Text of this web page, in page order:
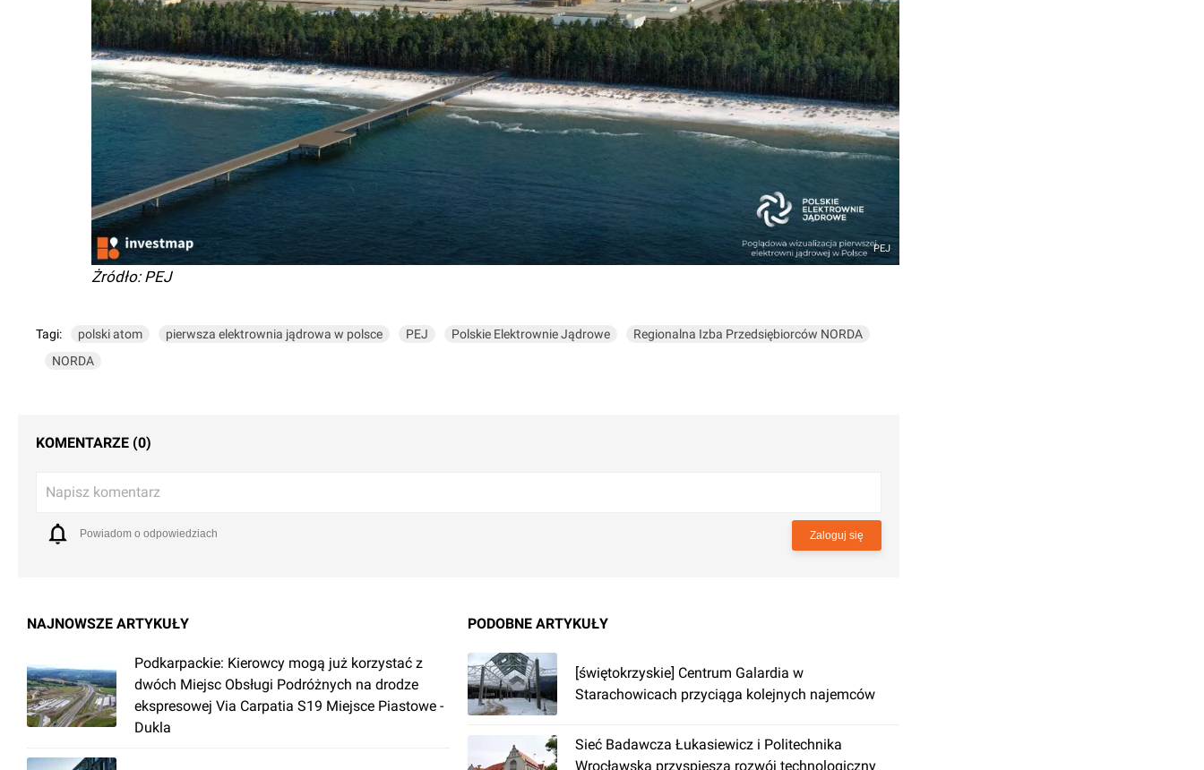
PEJ
Żródło: PEJ
Tagi: polski atom pierwsza elektrownia jądrowa w polsce PEJ Polskie Elektrownie Jądrowe
Regionalna Izba Przedsiębiorców NORDA
NORDA
KOMENTARZE (0)
Napisz komentarz
Powiadom o odpowiedziach Zaloguj się
NAJNOWSZE ARTYKUŁY
Podkarpackie: Kierowcy mogą już korzystać z
dwóch Miejsc Obsługi Podróżnych na drodze
ekspresowej Via Carpatia S19 Miejsce Piastowe -
Dukla
PODOBNE ARTYKUŁY
[świętokrzyskie] Centrum Galardia w
Starachowicach przyciąga kolejnych najemców
Sieć Badawcza Łukasiewicz i Politechnika
Wrocławska przyspieszą rozwój technologiczny